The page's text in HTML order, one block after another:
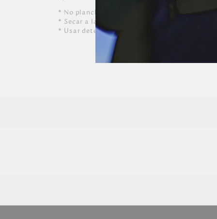
* No planchar
* Secar a la sombra
* Usar detergente suave y agua templada